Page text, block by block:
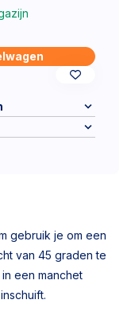
gebruik je om een
van 45 graden te
een manchet